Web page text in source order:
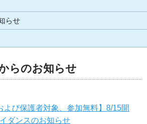
らせ
らのお知らせ
よび保護者対象、参加無料】8/15開
ダンスのお知らせ